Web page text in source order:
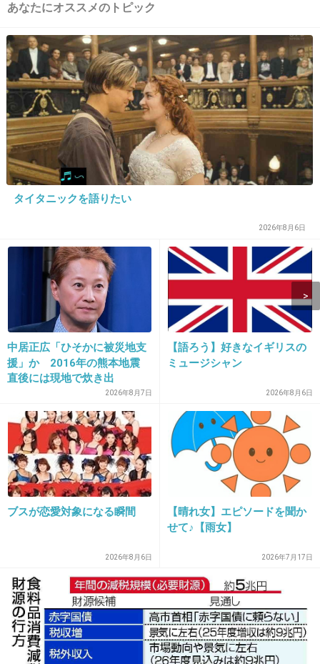
ちゃんとアイドルで終わらせた嵐はすごいと思
う。ファンでもないけど割と好きでした
4件の返信
+237 -11
出典：i.imgur.com
3件の返信
-21
すでに立ってるトピじゃダメなの？
まだ20日以上余裕で書き込めるよね？
3件の返信
+34 -19
あなたにオススメのトピック
タイタニックを語りたい
2026年8月6日
中居正広「ひそかに被災地支
援」か 2016年の熊本地震
直後には現地で炊き出
し “誰にも知られなくて良
い”と、むしろ強まる福祉活
動への思い
2026年8月7日
【語ろう】好きなイギリスの
ミュージシャン
2026年8月6日
ブスが恋愛対象になる瞬間
2026年8月6日
【晴れ女】エピソードを聞か
せて♪【雨女】
2026年7月17日